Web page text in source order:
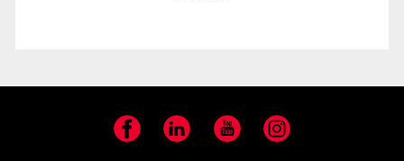
Facebook LinkedIn YouTube Instagram